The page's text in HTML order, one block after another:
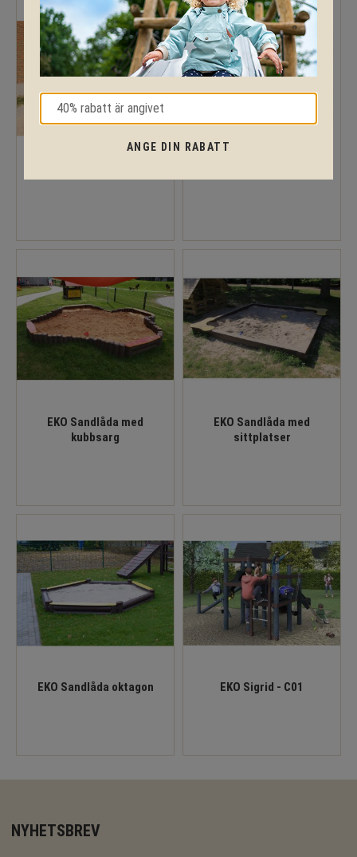
EKO Sandlåda med
kubbsarg
EKO Sandlåda med
sittplatser
EKO Sandlåda oktagon EKO Sigrid - C01
NYHETSBREV
ANGE DIN RABATT